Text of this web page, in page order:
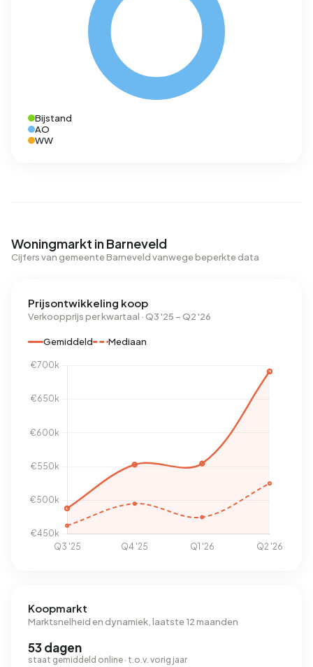
Bijstand
AO
WW
Woningmarkt in Barneveld
Cijfers van gemeente Barneveld vanwege beperkte data
Prijsontwikkeling koop
Verkoopprijs per kwartaal · Q3 '25 – Q2 '26
Gemiddeld Mediaan
Koopmarkt
Marktsnelheid en dynamiek, laatste 12 maanden
53 dagen
staat gemiddeld online · t.o.v. vorig jaar